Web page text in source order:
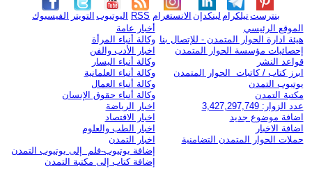
الفيسبوك التويتر اليوتيوب RSS الانستغرام لينكدإن تيلكرامبنترست
الموقع الرئيسي
هيئة ادارة الحوار المتمدن - للإتصال بنا
إحصائيات مؤسسة الحوار المتمدن
قواعد النشر
ابرز كتاب / كاتبات الحوار المتمدن
يوتيوب التمدن
مكتبة التمدن
عدد الزوار: 3,427,297,749
اضافة موضوع جديد
اضافة الاخبار
حملات الحوار المتمدن التضامنية
أخبار عامة
وكالة أنباء المرأة
اخبار الأدب والفن
وكالة أنباء اليسار
وكالة أنباء العلمانية
وكالة أنباء العمال
وكالة أنباء حقوق الإنسان
اخبار الرياضة
اخبار الاقتصاد
اخبار الطب والعلوم
اخبار التمدن
إضافة يوتيوب-فلم إلى يوتيوب التمدن
إضافة كتاب إلى مكتبة التمدن